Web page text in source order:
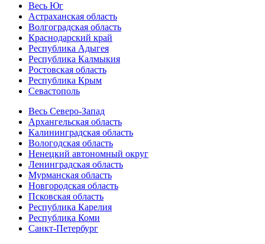
Весь Юг
Астраханская область
Волгоградская область
Краснодарский край
Республика Адыгея
Республика Калмыкия
Ростовская область
Республика Крым
Севастополь
Весь Северо-Запад
Архангельская область
Калининградская область
Вологодская область
Ненецкий автономный округ
Ленинградская область
Мурманская область
Новгородская область
Псковская область
Республика Карелия
Республика Коми
Санкт-Петербург